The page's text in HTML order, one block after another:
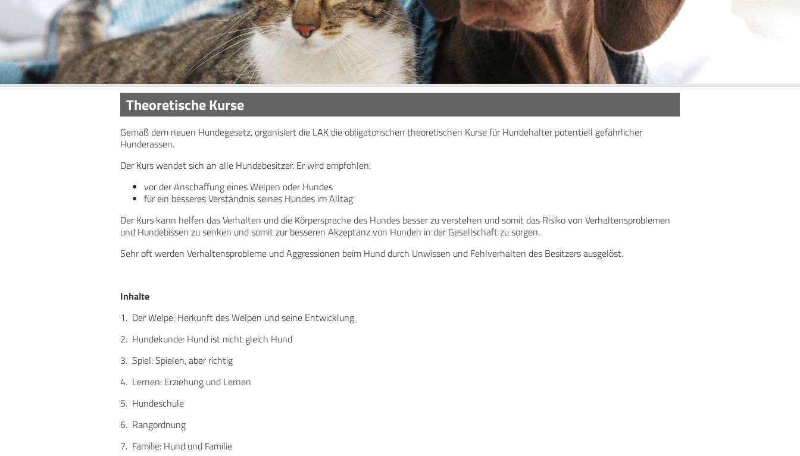
Theoretische Kurse
Gemäß dem neuen Hundegesetz, organisiert die LAK die obligatorischen theoretischen Kurse für Hundehalter potentiell gefährlicher
Hunderassen.
Der Kurs wendet sich an alle Hundebesitzer. Er wird empfohlen:
vor der Anschaffung eines Welpen oder Hundes
für ein besseres Verständnis seines Hundes im Alltag
Der Kurs kann helfen das Verhalten und die Körpersprache des Hundes besser zu verstehen und somit das Risiko von Verhaltensproblemen
und Hundebissen zu senken und somit zur besseren Akzeptanz von Hunden in der Gesellschaft zu sorgen.
Sehr oft werden Verhaltensprobleme und Aggressionen beim Hund durch Unwissen und Fehlverhalten des Besitzers ausgelöst.
Inhalte
1. Der Welpe: Herkunft des Welpen und seine Entwicklung
2. Hundekunde: Hund ist nicht gleich Hund
3. Spiel: Spielen, aber richtig
4. Lernen: Erziehung und Lernen
5. Hundeschule
6. Rangordnung
7. Familie: Hund und Familie